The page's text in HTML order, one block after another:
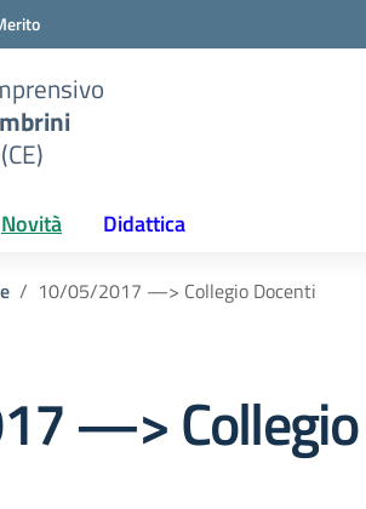
Novità Didattica
10/05/2017 —> Collegio Docenti
—> Collegio